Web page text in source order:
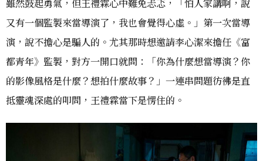
雖然鼓起勇氣，但王禮霖心中難免忐忑，「怕人家講啊，說
又有一個監製來當導演了，我也會覺得心虛。」第一次當導
演，說不擔心是騙人的。尤其那時想邀請李心潔來擔任《富
都青年》監製，對方一開口就問：「你為什麼想當導演？你
的影像風格是什麼？想拍什麼故事？」一連串問題彷彿是直
抵靈魂深處的叩問，王禮霖當下是愣住的。